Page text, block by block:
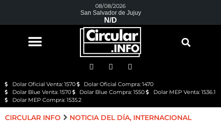
08/08/2026
San Salvador de Jujuy
N/D
Dolar Oficial Venta: 1570
Dolar Oficial Compra: 1470
Dolar Blue Venta: 1570
Dolar Blue Compra: 1550
Dolar MEP Venta: 1536.1
Dolar MEP Compra: 1535.2
CIRCULAR INFO NOTICIA DEL DÍA, INTERNACIONAL